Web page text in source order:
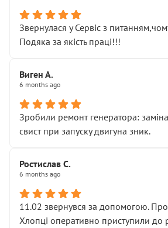
Звернулася у Сервіс з
Подяка за якість праці!!!
Виген А.
6 months ago
Зробили ремонт генератора:
свист при запуску двигуна зник.
Ростислав С.
6 months ago
11.02 звернувся за допомогою.
Хлопці оперативно приступили